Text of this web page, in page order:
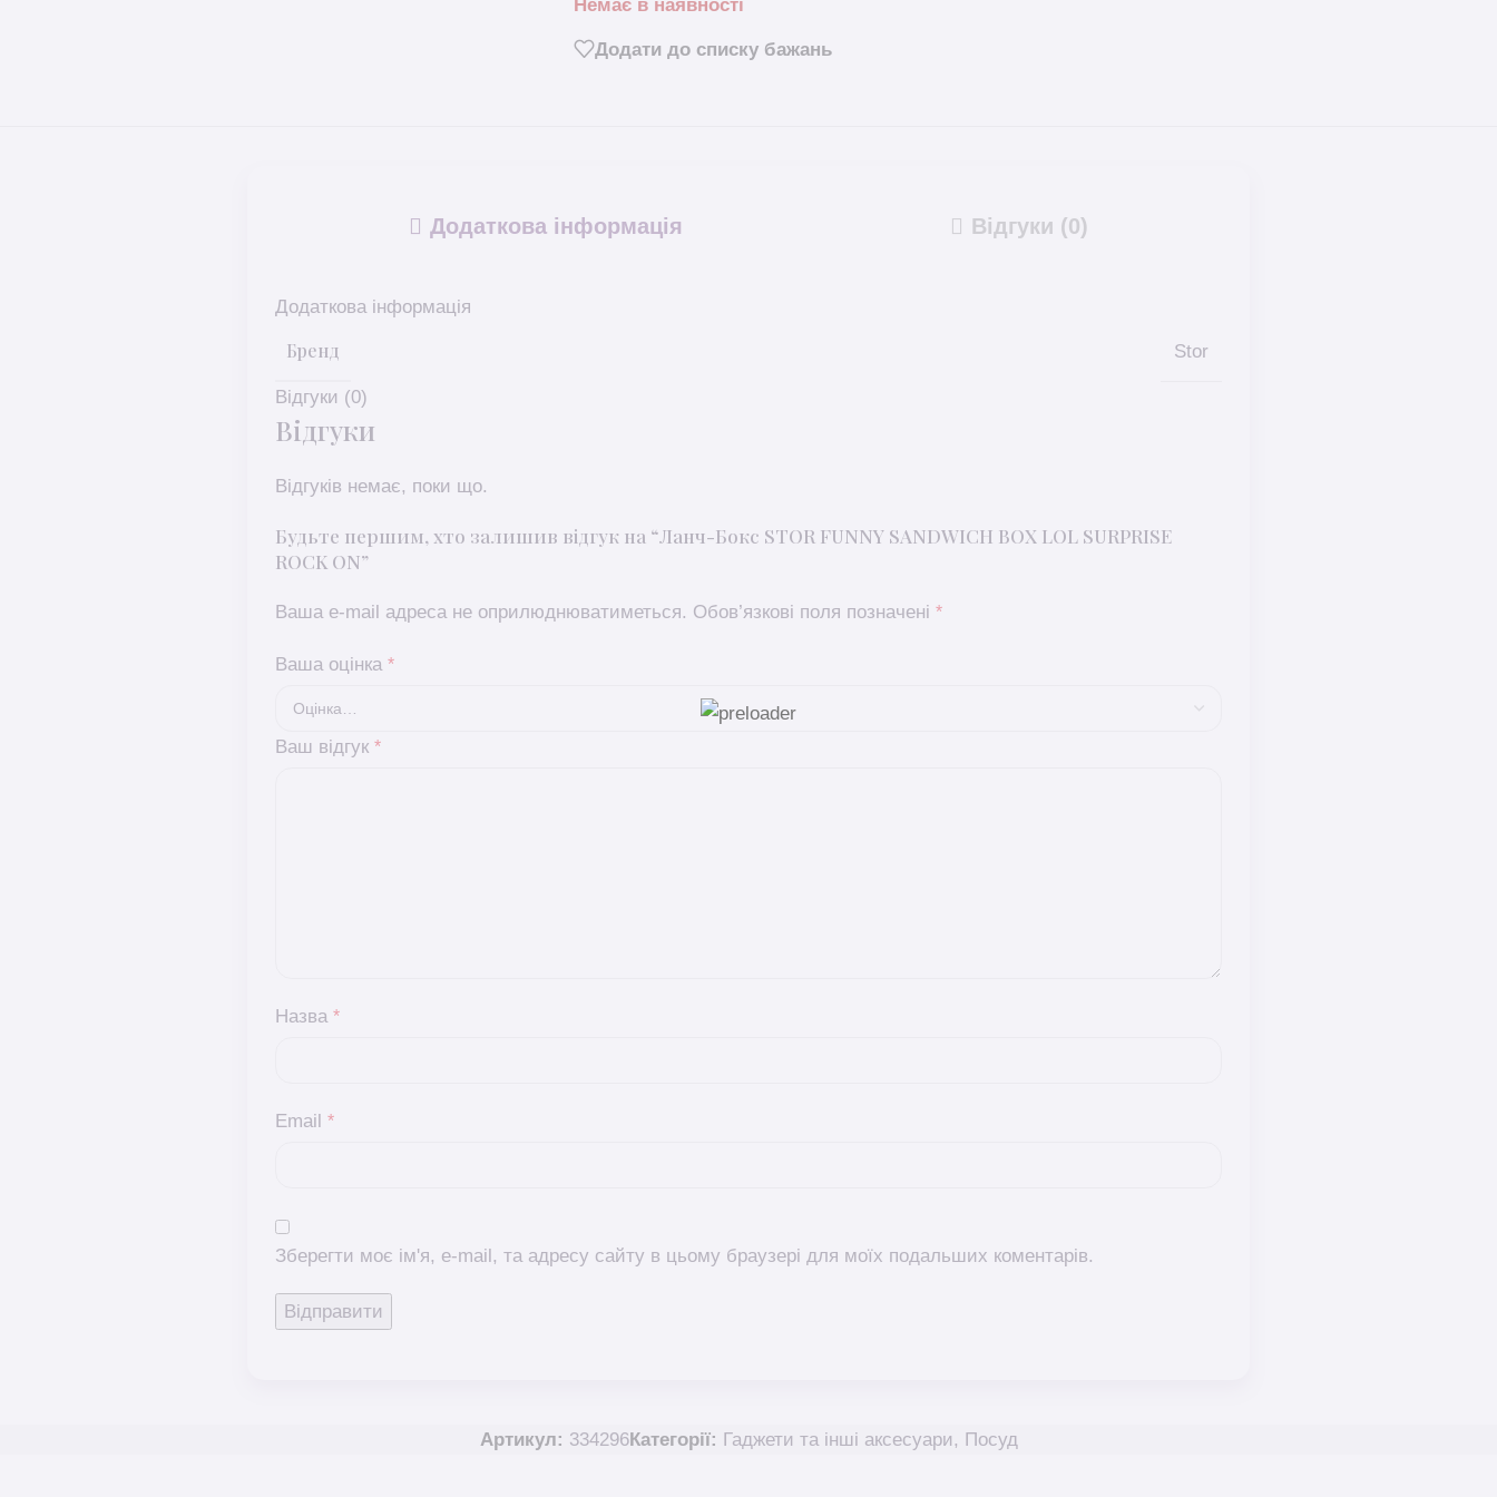
Немає в наявності
Додати до списку бажань
Додаткова інформація Відгуки (0)
Додаткова інформація
Бренд Stor
Відгуки (0)
Відгуки
Відгуків немає, поки що.
Будьте першим, хто залишив відгук на “Ланч-Бокс STOR FUNNY SANDWICH BOX LOL SURPRISE
ROCK ON”
Ваша e-mail адреса не оприлюднюватиметься. Обов’язкові поля позначені *
Ваша оцінка *
Ваш відгук *
Назва *
Email *
Зберегти моє ім'я, e-mail, та адресу сайту в цьому браузері для моїх подальших коментарів.
Артикул: 334296Категорії: Гаджети та інші аксесуари, Посуд